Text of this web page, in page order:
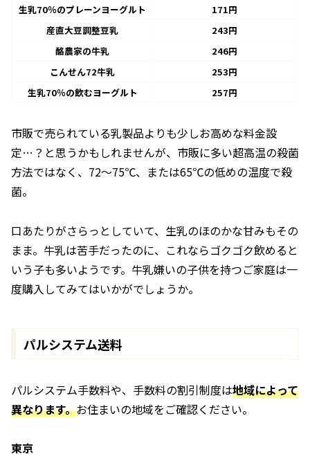
生乳70％のプレーンヨーグルト
171円
産直大豆調整豆乳
243円
酪農家の牛乳
246円
こんせん72牛乳
253円
生乳70％の飲むヨーグルト
257円
市販で売られている乳製品よりも少しお高めな料金設
定…？と思うかもしれませんが、市販に多い超高温の殺菌
方法ではなく、72～75℃、または65℃の低めの温度で殺
菌。
口あたりがさらっとしていて、生乳のほのかな甘みもその
まま。牛乳は苦手だったのに、これならゴクゴク飲めると
いう子も多いようです。牛乳嫌いの子供を持つご家庭は一
度購入してみてはいかがでしょうか。
パルシステム送料
パルシステム手数料や、手数料の割引制度は地域によって
異なります。お住まいの地域をご確認ください。
東京